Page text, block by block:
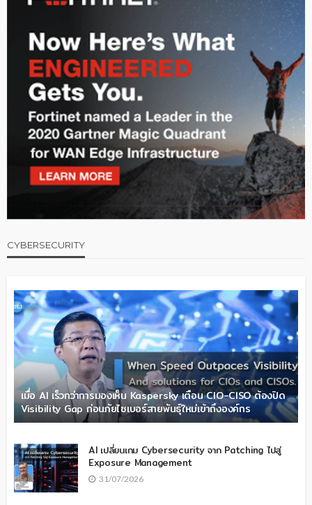
CYBERSECURITY
เมื่อ AI เร็วกว่าการมองเห็น Kaspersky เตือน CIO-CISO ต้องปิด
Visibility Gap ก่อนภัยไซเบอร์สายพันธุ์ใหม่เข้าถึงองค์กร
AI เปลี่ยนเกม Cybersecurity จาก Patching ไปสู่
Exposure Management
31/07/2026